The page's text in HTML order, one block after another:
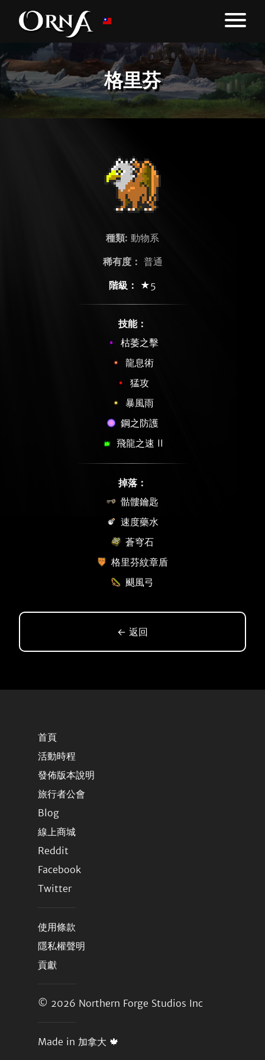
格里芬
種類: 動物系
稀有度： 普通
階級：
★5
技能：
枯萎之擊
龍息術
猛攻
暴風雨
鋼之防護
飛龍之速 II
掉落：
骷髏鑰匙
速度藥水
蒼穹石
格里芬紋章盾
颶風弓
← 返回
首頁
活動時程
發佈版本說明
旅行者公會
Blog
線上商城
Reddit
Facebook
Twitter
使用條款
隱私權聲明
貢獻
© 2026 Northern Forge Studios Inc
Made in 加拿大 🍁